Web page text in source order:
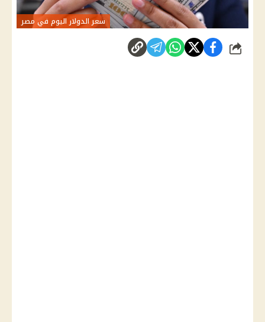
سعر الدولار اليوم في مصر
شارك